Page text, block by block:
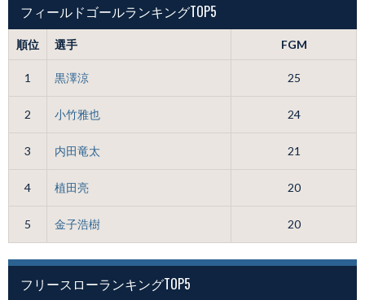
フィールドゴールランキングTOP5
順位 選手 FGM
1 黒澤涼 25
2 小竹雅也 24
3 内田竜太 21
4 植田亮 20
5 金子浩樹 20
フリースローランキングTOP5